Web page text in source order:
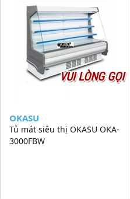
VUI LÒNG GỌI
OKASU
Tủ mát siêu thị OKASU OKA-
3000FBW